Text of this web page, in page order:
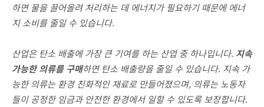
하면 물을 끌어올려 처리하는 데 에너지가 필요하기 때문에 에너
지 소비를 줄일 수 있습니다.
산업은 탄소 배출에 가장 큰 기여를 하는 산업 중 하나입니다. 지속
가능한 의류를 구매하면 탄소 배출량을 줄일 수 있습니다. 지속 가
능한 의류는 환경 친화적인 재료로 만들어졌으며, 의류는 노동자
들이 공정한 임금과 안전한 환경에서 일할 수 있도록 보장합니다.